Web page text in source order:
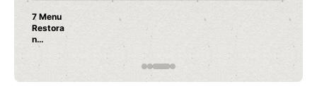
7 Menu
Restora
n
Jepang
yang
Dicoba,